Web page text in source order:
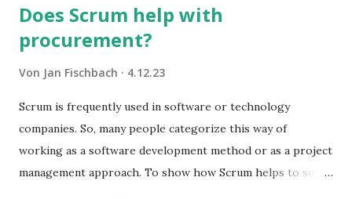
Does Scrum help with
procurement?
Von Jan Fischbach 4.12.23
Scrum is frequently used in software or technology
companies. So, many people categorize this way of
working as a software development method or as a project
management approach. To show how Scrum helps to solve